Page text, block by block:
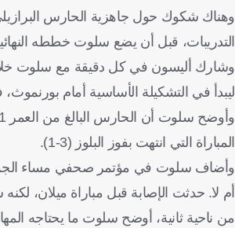
وهناك شكوك حول جاهزية الحارس
التدريبات، قبل أن يضع سلوت خططه
وشارك أليسون في كل دقيقة مع سلوت خلال
ليبدأ في التشكيلة الأساسية أمام
المباراة التي انتهت بفوز البلوز (3-1).
وأضاف سلوت في مؤتمر صحفي مساء
أم لا. حدثت الإصابة قبل مباراة ميلان، لكنه
من ناحية ثانية، أوضح سلوت ما يحتاجه